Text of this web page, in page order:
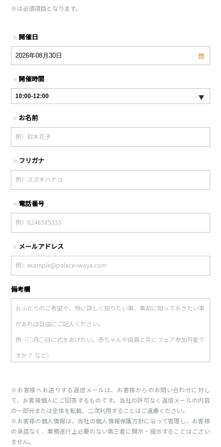
※は必須項目となります。
※ 開催日
※ 開催時間
※ お名前
※ フリガナ
※ 電話番号
※ メールアドレス
備考欄
※お客様へお送りする返信メールは、お客様からのお問い合わせに対し
て、お客様個人にご回答するものです。当社の許可なく返信メールの内容
の一部分または全体を転載、二次利用することはご遠慮ください。
※お客様の個人情報は、当社の個人情報保護方針に沿って管理し、お客様
の承諾なく、業務遂行上必要のない第三者に開示・提示することはござい
ません。